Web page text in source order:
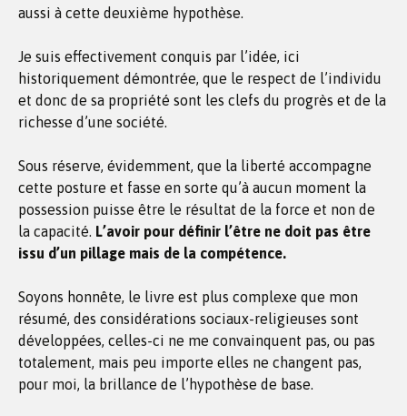
aussi à cette deuxième hypothèse.
Je suis effectivement conquis par l’idée, ici
historiquement démontrée, que le respect de l’individu
et donc de sa propriété sont les clefs du progrès et de la
richesse d’une société.
Sous réserve, évidemment, que la liberté accompagne
cette posture et fasse en sorte qu’à aucun moment la
possession puisse être le résultat de la force et non de
la capacité. L’avoir pour définir l’être ne doit pas être
issu d’un pillage mais de la compétence.
Soyons honnête, le livre est plus complexe que mon
résumé, des considérations sociaux-religieuses sont
développées, celles-ci ne me convainquent pas, ou pas
totalement, mais peu importe elles ne changent pas,
pour moi, la brillance de l’hypothèse de base.